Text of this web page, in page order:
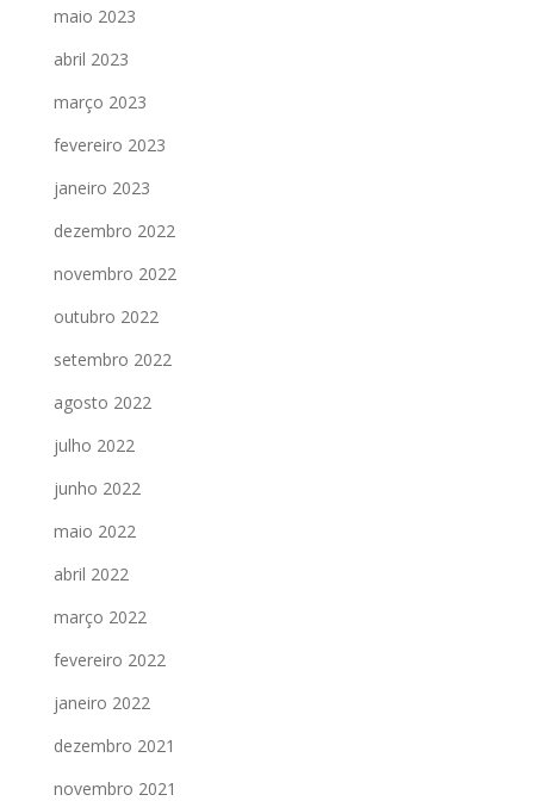
maio 2023
abril 2023
março 2023
fevereiro 2023
janeiro 2023
dezembro 2022
novembro 2022
outubro 2022
setembro 2022
agosto 2022
julho 2022
junho 2022
maio 2022
abril 2022
março 2022
fevereiro 2022
janeiro 2022
dezembro 2021
novembro 2021